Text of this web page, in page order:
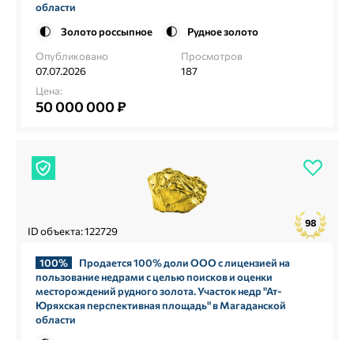
области
Золото россыпное
Рудное золото
Опубликовано
07.07.2026
Просмотров
187
Цена:
50 000 000 ₽
ID объекта: 122729
98
100%
Продается 100% доли ООО с лицензией на
пользование недрами с целью поисков и оценки
месторождений рудного золота. Участок недр "Ат-
Юряхская перспективная площадь" в Магаданской
области